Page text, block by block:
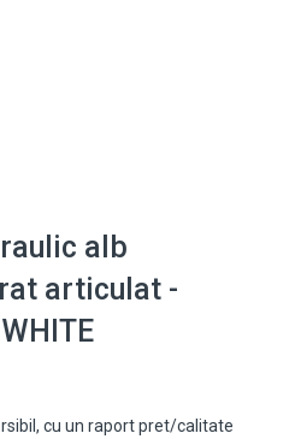
alb
articulat -
cu un raport pret/calitate